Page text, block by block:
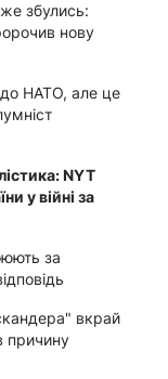
збулись:
нову
до НАТО, але це
NYT
у війні за
за
вкрай
причину